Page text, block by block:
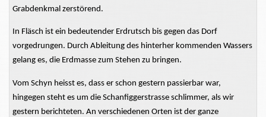
Grabdenkmal zerstörend.
In Fläsch ist ein bedeutender Erdrutsch bis gegen das Dorf
vorgedrungen. Durch Ableitung des hinterher kommenden Wassers
gelang es, die Erdmasse zum Stehen zu bringen.
Vom Schyn heisst es, dass er schon gestern passierbar war,
hingegen steht es um die Schanfiggerstrasse schlimmer, als wir
gestern berichteten. An verschiedenen Orten ist der ganze